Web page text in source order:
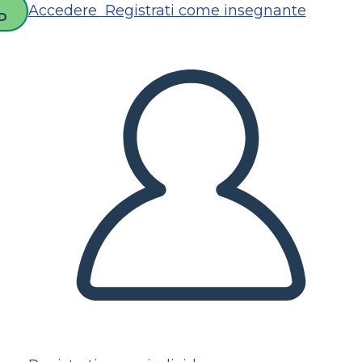
Accedere Registrati come insegnante